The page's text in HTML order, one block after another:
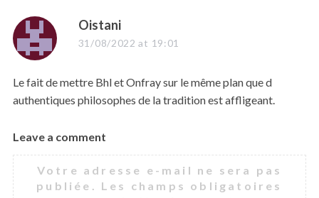
s
a
s
:
Oistani
31/08/2022 at 19:01
Le fait de mettre Bhl et Onfray sur le même plan que d
authentiques philosophes de la tradition est affligeant.
L
e
a
v
Leave a comment
Votre adresse e-mail ne sera pas
publiée. Les champs obligatoires